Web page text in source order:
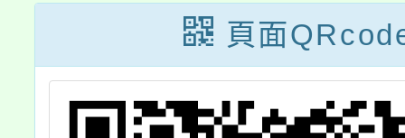
表」
1份
2
頁面